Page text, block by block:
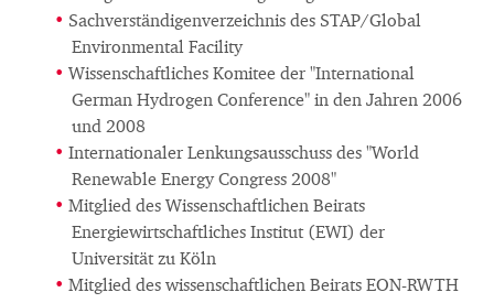
Sachverständigenverzeichnis des STAP/Global
Environmental Facility
Wissenschaftliches Komitee der "International
German Hydrogen Conference" in den Jahren 2006
und 2008
Internationaler Lenkungsausschuss des "World
Renewable Energy Congress 2008"
Mitglied des Wissenschaftlichen Beirats
Energiewirtschaftliches Institut (EWI) der
Universität zu Köln
Mitglied des wissenschaftlichen Beirats EON-RWTH